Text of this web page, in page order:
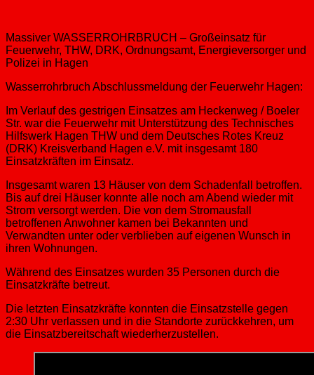
Massiver WASSERROHRBRUCH – Großeinsatz für
Feuerwehr, THW, DRK, Ordnungsamt, Energieversorger und
Polizei in Hagen
Wasserrohrbruch Abschlussmeldung der Feuerwehr Hagen:
Im Verlauf des gestrigen Einsatzes am Heckenweg / Boeler
Str. war die Feuerwehr mit Unterstützung des Technisches
Hilfswerk Hagen THW und dem Deutsches Rotes Kreuz
(DRK) Kreisverband Hagen e.V. mit insgesamt 180
Einsatzkräften im Einsatz.
Insgesamt waren 13 Häuser von dem Schadenfall betroffen.
Bis auf drei Häuser konnte alle noch am Abend wieder mit
Strom versorgt werden. Die von dem Stromausfall
betroffenen Anwohner kamen bei Bekannten und
Verwandten unter oder verblieben auf eigenen Wunsch in
ihren Wohnungen.
Während des Einsatzes wurden 35 Personen durch die
Einsatzkräfte betreut.
Die letzten Einsatzkräfte konnten die Einsatzstelle gegen
2:30 Uhr verlassen und in die Standorte zurückkehren, um
die Einsatzbereitschaft wiederherzustellen.